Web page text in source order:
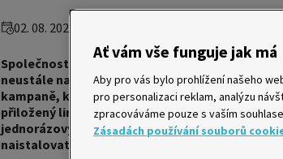
02. 08. 2021
Společnost Home Credit zaznamenala nárůst
neustále nabádá k obezřetnosti při zadávání
kampaně, které se tváří jako e-mail od České
přiložený link malý obnos peněz. Klient však
jednorázovým heslem, které mu přijde na
naistalovat svoji kartu na jeho mobilní
Ať vám vše funguje jak má
Aby pro vás bylo prohlížení našeho
pro personalizaci reklam, analýzu
zpracováváme pouze s vaším
Zásadách používání souborů